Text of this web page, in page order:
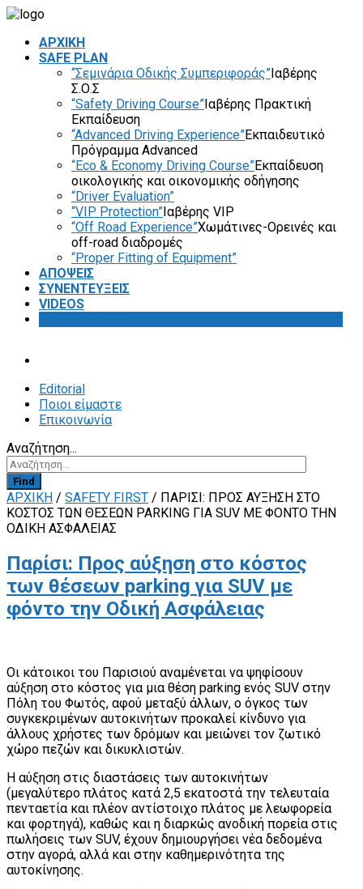
ΑΡΧΙΚΗ
SAFE PLAN
“Σεμινάρια Οδικής Συμπεριφοράς”Ιαβέρης
Σ.Ο.Σ
“Safety Driving Course”Ιαβέρης Πρακτική
Εκπαίδευση
“Advanced Driving Experience”Εκπαιδευτικό
Πρόγραμμα Advanced
“Eco & Economy Driving Course”Εκπαίδευση
οικολογικής και οικονομικής οδήγησης
“Driver Evaluation”
“VIP Protection”Ιαβέρης VIP
“Off Road Experience”Χωμάτινες-Ορεινές και
off-road διαδρομές
“Proper Fitting of Equipment”
ΑΠΟΨΕΙΣ
ΣΥΝΕΝΤΕΥΞΕΙΣ
VIDEOS
Editorial
Ποιοι είμαστε
Επικοινωνία
Αναζήτηση...
Find
ΑΡΧΙΚΗ / SAFETY FIRST / ΠΑΡΊΣΙ: ΠΡΟΣ ΑΎΞΗΣΗ ΣΤΟ
ΚΌΣΤΟΣ ΤΩΝ ΘΈΣΕΩΝ PARKING ΓΙΑ SUV ΜΕ ΦΌΝΤΟ ΤΗΝ
ΟΔΙΚΉ ΑΣΦΆΛΕΙΑΣ
Παρίσι: Προς αύξηση στο κόστος
των θέσεων parking για SUV με
φόντο την Οδική Ασφάλειας
Οι κάτοικοι του Παρισιού αναμένεται να ψηφίσουν
αύξηση στο κόστος για μια θέση parking ενός SUV στην
Πόλη του Φωτός, αφού μεταξύ άλλων, ο όγκος των
συγκεκριμένων αυτοκινήτων προκαλεί κίνδυνο για
άλλους χρήστες των δρόμων και μειώνει τον ζωτικό
χώρο πεζών και δικυκλιστών.
Η αύξηση στις διαστάσεις των αυτοκινήτων
(μεγαλύτερο πλάτος κατά 2,5 εκατοστά την τελευταία
πενταετία και πλέον αντίστοιχο πλάτος με λεωφορεία
και φορτηγά), καθώς και η διαρκώς ανοδική πορεία στις
πωλήσεις των SUV, έχουν δημιουργήσει νέα δεδομένα
στην αγορά, αλλά και στην καθημερινότητα της
αυτοκίνησης.